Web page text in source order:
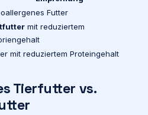
Futter
mit reduziertem
mit reduziertem Proteingehalt
Tierfutter vs.